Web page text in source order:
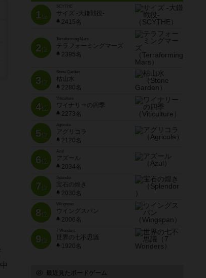
1位
SCYTHE
サイズ -大鎌戦役-
2415名
2位
Terraforming Mars
テラフォーミングマーズ
2395名
3位
Stone Garden
枯山水
2280名
4位
Viticulture
ワイナリーの四季
2273名
5位
Agricola
アグリコラ
2120名
6位
Azul
アズール
2034名
7位
宝石の煌き
2030名
8位
Wingspan
ウイングスパン
2006名
9位
7 Wonders
世界の七不思議
1920名
最近見たボードゲーム